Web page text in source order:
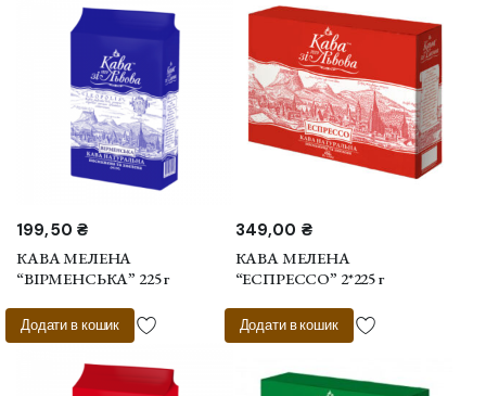
199,50₴
КАВА МЕЛЕНА
“ВІРМЕНСЬКА” 225 г
Додати в кошик
349,00 ₴
КАВА МЕЛЕНА
“ЕСПРЕССО” 2*225 г
Додати в кошик